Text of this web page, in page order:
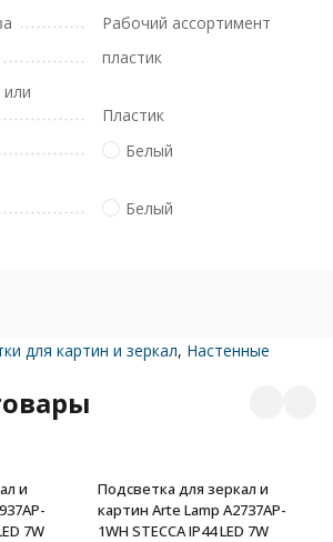
Рабочий ассортимент
пластик
Пластик
Белый
Белый
для картин и зеркал, Настенные
и
7W
Подсветка для зеркал и
картин Arte Lamp A2737AP-
1WH STECCA IP44 LED 7W